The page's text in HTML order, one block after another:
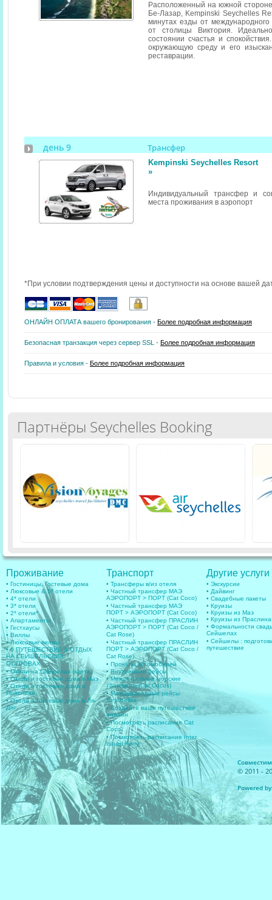
Расположенный на южной
Бе-Лазар, Kempinski Seychelles
минутах езды от
от столицы Виктория.
состоянии счастья и
окружающую среду и его
реставрации.
день 9 Трансфер
Kempinski Seychelles Resort
»
Индивидуальный трансфер и
места проживания в аэропорт
*При условии подтверждения цены и доступности на основе вашей
ОНЛАЙН ОПЛАТА вашего бронирования - Более подробная информация
Безопасная транзакция через сервер SSL - Более подробная информация
Правила и условия - Более подробная информация
Партнёры Seychelles Booking
Проживание
• Гостиницы, Гостевые дома
• Люксовые & 5* отели
• 4* отели
• 3* отели
• 2* отели*
• Апартаменты
• Гестхаусы
• Виллы
• Люксовые виллы
• 6 ПУТЕШЕСТВИЕ & ОТДЫХ
НА СЕЙШЕЛЬСКИХ
ОСТРОВАХ
• Отели на Сейшелах (карта)
• Отели и гостевые дома в Маэ
• Отели и гостевые дома в
Праслине
• Отели и гостевые дома в Ля-
Диг
Транспорт
• Трансферы в/из отеля
• Частный трансфер МАЭ
АЭРОПОРТ > ПОРТ (Cat Coco)
• Частный трансфер МАЭ
ПОРТ > АЭРОПОРТ (Cat Coco)
• Частный трансфер ПРАСЛИН
АЭРОПОРТ > ПОРТ (Cat Coco /
Cat Rose)
• Частный трансфер ПРАСЛИН
ПОРТ > АЭРОПОРТ (Cat Coco /
Cat Rose)
• Прокаты автомобилей
• Внутренние рейсы
• Межостровные морские
транферы (Cat Cocos)
• Международные рейсы
Seychelles
• Создайте ваше путешествие
онлайн
• Посмотреть расписание Cat
Coco
• Посмотреть расписание Inter
Island Ferry
Другие услуги
• Экскурсии
• Дайвинг
• Свадебные пакеты
• Круизы
• Круизы из Маэ
• Круизы из Праслина
• Формальности
Сейшелах
• Сейшелы :
путешествие
© 2011 -
Powered by